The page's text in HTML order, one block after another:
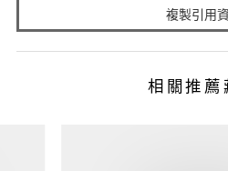
複製引用
相關推薦